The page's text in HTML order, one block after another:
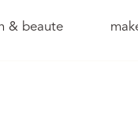
& beaute